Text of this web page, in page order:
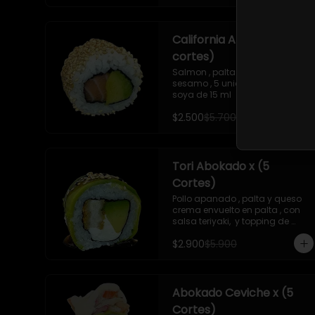
panko , con surimi acevichado ,
10 piezas
-Surimi acevichado ,queso
crema , envuelto en cibulett , 10
piezas
-Pollo apanado , palta , queso
piezas
California Abokado x (5
cortes)
Salmon , palta , envuelto en
sesamo , 5 unidades , incluye 1
soya de 15 ml
$2.500$5.700
Tori Abokado x (5
Cortes)
Pollo apanado , palta y queso
crema envuelto en palta , con
salsa teriyaki,  y topping de
sesamo , 5 unidades , incluye 1
soya  de 15 ml
$2.900$5.900
Abokado Ceviche x (5
Cortes)